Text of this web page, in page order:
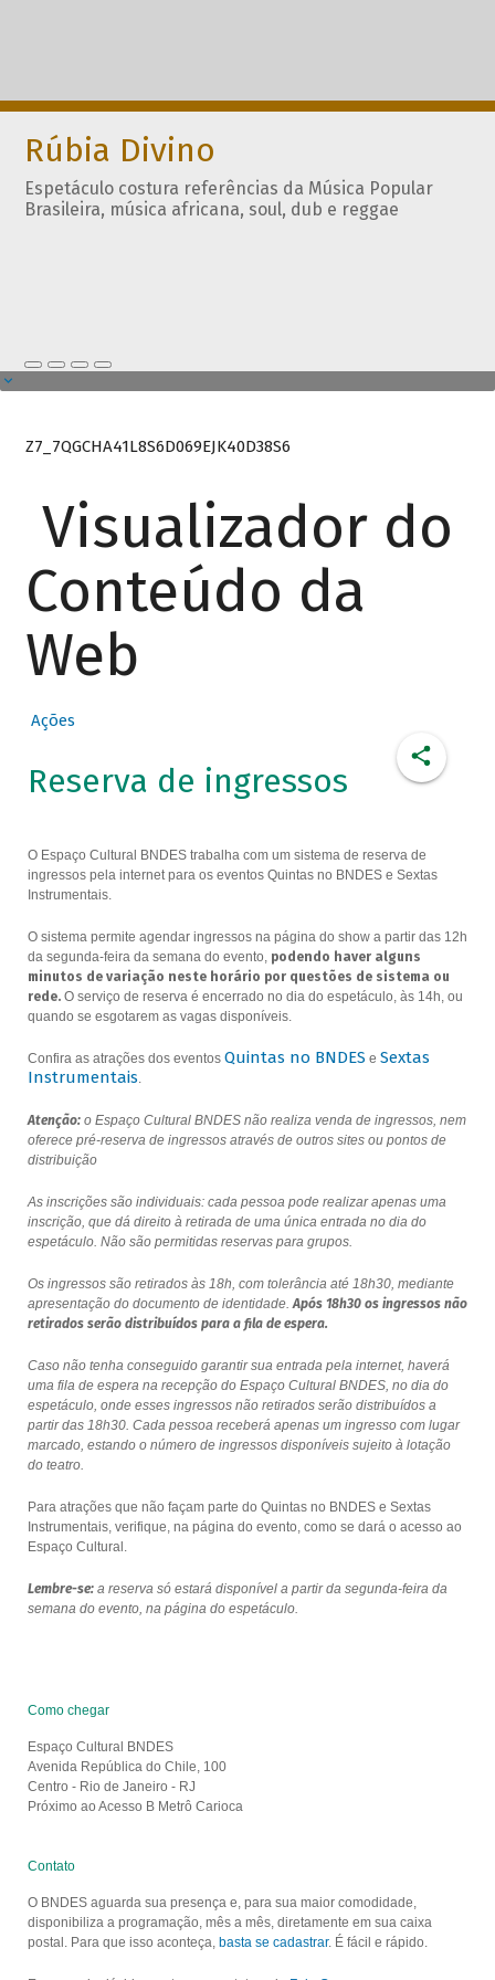
Rúbia Divino
Espetáculo costura referências da Música Popular
Brasileira, música africana, soul, dub e reggae
Z7_7QGCHA41L8S6D069EJK40D38S6
Visualizador do
Conteúdo da
Web
Ações
Reserva de ingressos
O Espaço Cultural BNDES trabalha com um sistema de reserva de
ingressos pela internet para os eventos Quintas no BNDES e Sextas
Instrumentais.
O sistema permite agendar ingressos na página do show a partir das 12h
da segunda-feira da semana do evento, podendo haver alguns
minutos de variação neste horário por questões de sistema ou
rede.O serviço de reserva é encerrado no dia do espetáculo, às 14h, ou
quando se esgotarem as vagas disponíveis.
Confira as atrações dos eventos Quintas no BNDES e Sextas
Instrumentais.
Atenção:o Espaço Cultural BNDES não realiza venda de ingressos, nem
oferece pré-reserva de ingressos através de outros sites ou pontos de
distribuição
As inscrições são individuais: cada pessoa pode realizar apenas uma
inscrição, que dá direito à retirada de uma única entrada no dia do
espetáculo. Não são permitidas reservas para grupos.
Os ingressos são retirados às 18h, com tolerância até 18h30, mediante
apresentação do documento de identidade.Após 18h30 os ingressos não
retirados serão distribuídos para a fila de espera.
Caso não tenha conseguido garantir sua entrada pela internet, haverá
uma fila de espera na recepção do Espaço Cultural BNDES, no dia do
espetáculo, onde esses ingressos não retirados serão distribuídos a
partir das 18h30. Cada pessoa receberá apenas um ingresso com lugar
marcado, estando o número de ingressos disponíveis sujeito à lotação
do teatro.
Para atrações que não façam parte do Quintas no BNDES e Sextas
Instrumentais, verifique, na página do evento, como se dará o acesso ao
Espaço Cultural.
Lembre-se:a reserva só estará disponível a partir da segunda-feira da
semana do evento, na página do espetáculo.
Como chegar
Espaço Cultural BNDES
Avenida República do Chile, 100
Centro - Rio de Janeiro - RJ
Próximo ao Acesso B Metrô Carioca
Contato
O BNDES aguarda sua presença e, para sua maior comodidade,
disponibiliza a programação, mês a mês, diretamente em sua caixa
postal. Para que isso aconteça, basta se cadastrar. É fácil e rápido.